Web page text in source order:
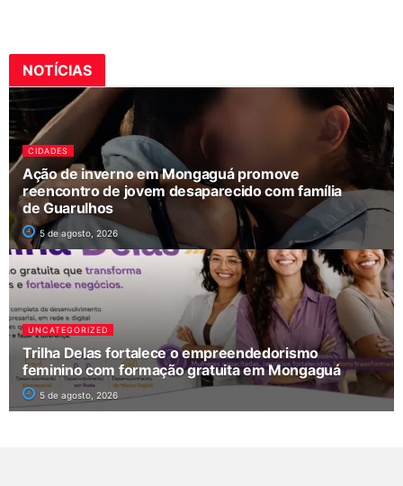
NOTÍCIAS
CIDADES
Ação de inverno em Mongaguá promove
reencontro de jovem desaparecido com família
de Guarulhos
5 de agosto, 2026
UNCATEGORIZED
Trilha Delas fortalece o empreendedorismo
feminino com formação gratuita em Mongaguá
5 de agosto, 2026